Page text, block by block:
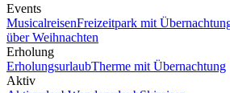
Events
MusicalreisenFreizeitpark mit
über Weihnachten
Erholung
ErholungsurlaubTherme mit Übernachtung
Aktiv